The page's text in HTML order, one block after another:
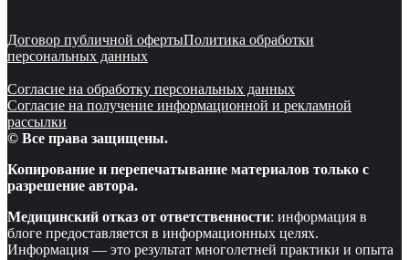
Договор публичной офертыПолитика обработки
персональных данных
Согласие на обработку персональных данных
Согласие на получение информационной и рекламной
рассылки
© Все права защищены.
Копирование и перепечатывание материалов только с
разрешение автора.
Медицинский отказ от ответственности: информация в
блоге предоставляется в информационных целях.
Информация — это результат многолетней практики и опыта